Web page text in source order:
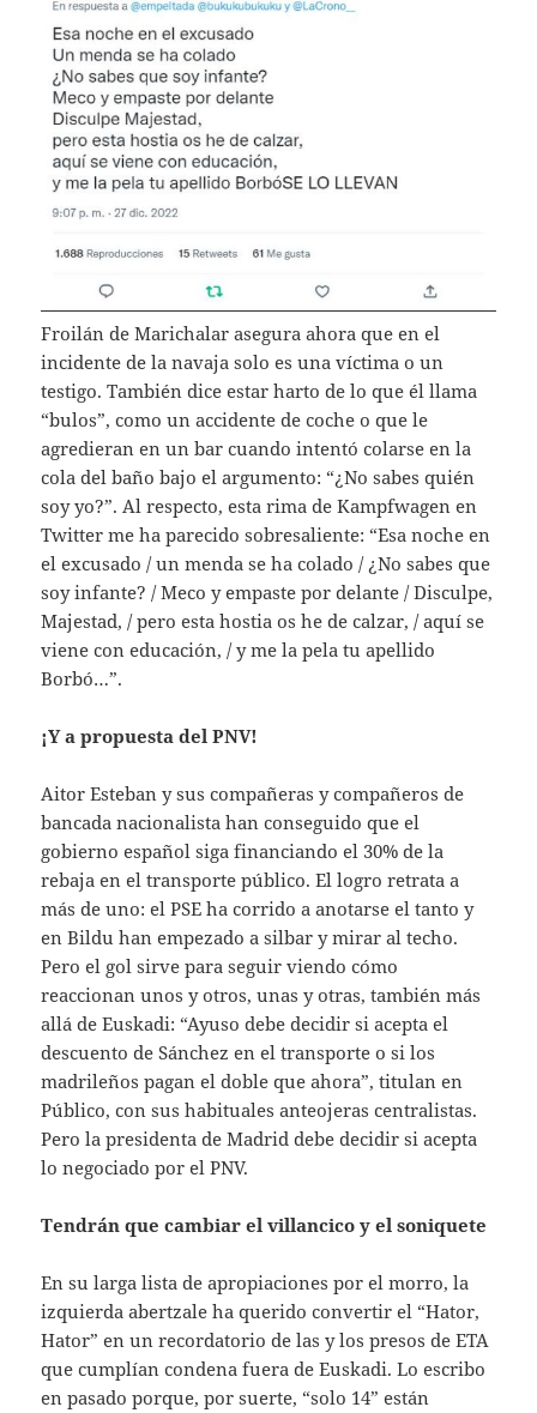
Froilán de Marichalar asegura ahora que en el
incidente de la navaja solo es una víctima o un
testigo. También dice estar harto de lo que él llama
“bulos”, como un accidente de coche o que le
agredieran en un bar cuando intentó colarse en la
cola del baño bajo el argumento: “¿No sabes quién
soy yo?”. Al respecto, esta rima de Kampfwagen en
Twitter me ha parecido sobresaliente: “Esa noche en
el excusado / un menda se ha colado / ¿No sabes que
soy infante? / Meco y empaste por delante / Disculpe,
Majestad, / pero esta hostia os he de calzar, / aquí se
viene con educación, / y me la pela tu apellido
Borbó…”.
¡Y a propuesta del PNV!
Aitor Esteban y sus compañeras y compañeros de
bancada nacionalista han conseguido que el
gobierno español siga financiando el 30% de la
rebaja en el transporte público. El logro retrata a
más de uno: el PSE ha corrido a anotarse el tanto y
en Bildu han empezado a silbar y mirar al techo.
Pero el gol sirve para seguir viendo cómo
reaccionan unos y otros, unas y otras, también más
allá de Euskadi: “Ayuso debe decidir si acepta el
descuento de Sánchez en el transporte o si los
madrileños pagan el doble que ahora”, titulan en
Público, con sus habituales anteojeras centralistas.
Pero la presidenta de Madrid debe decidir si acepta
lo negociado por el PNV.
Tendrán que cambiar el villancico y el soniquete
En su larga lista de apropiaciones por el morro, la
izquierda abertzale ha querido convertir el “Hator,
Hator” en un recordatorio de las y los presos de ETA
que cumplían condena fuera de Euskadi. Lo escribo
en pasado porque, por suerte, “solo 14” están